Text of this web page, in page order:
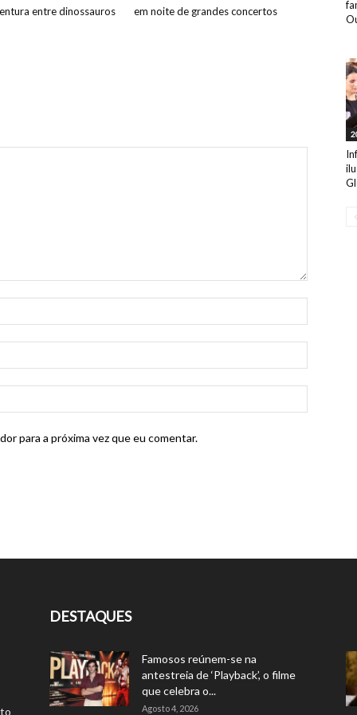
entre dinossauros
em noite de grandes concertos
para a próxima vez que eu comentar.
DESTAQUES
Famosos reúnem-se na
antestreia de ‘Playback’, o filme
que celebra o...
Agosto 4, 2026